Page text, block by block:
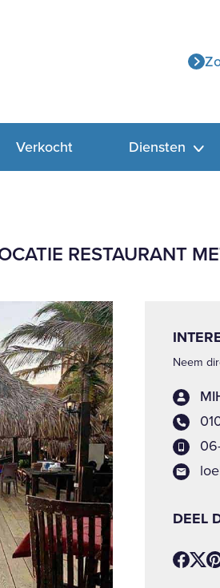
Verkocht Diensten
RESTAURANT
Neem
DEEL